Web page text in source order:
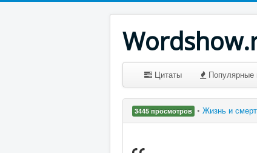
Цитаты Популярные
3445 просмотров • Жизнь и